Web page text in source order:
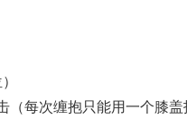
每次缠抱只能用一个膝盖